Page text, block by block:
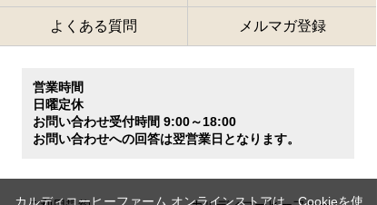
よくある質問 メルマガ登録
営業時間
日曜定休
お問い合わせ受付時間 9:00～18:00
お問い合わせへの回答は翌営業日となります。
カルディコーヒーファーム オンラインストアは、Cookieを使